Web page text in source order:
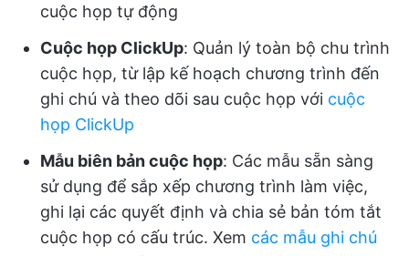
cuộc họp tự động
Cuộc họp ClickUp: Quản lý toàn bộ chu trình
cuộc họp, từ lập kế hoạch chương trình đến
ghi chú và theo dõi sau cuộc họp với cuộc
họp ClickUp
Mẫu biên bản cuộc họp: Các mẫu sẵn sàng
sử dụng để sắp xếp chương trình làm việc,
ghi lại các quyết định và chia sẻ bản tóm tắt
cuộc họp có cấu trúc. Xem các mẫu ghi chú